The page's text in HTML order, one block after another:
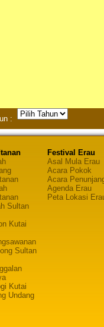
:
Sultan
Kutai
Sultan
Kutai
Undang
Festival Erau
Asal Mula Erau
Acara Pokok
Acara
Agenda Erau
Peta Lokasi